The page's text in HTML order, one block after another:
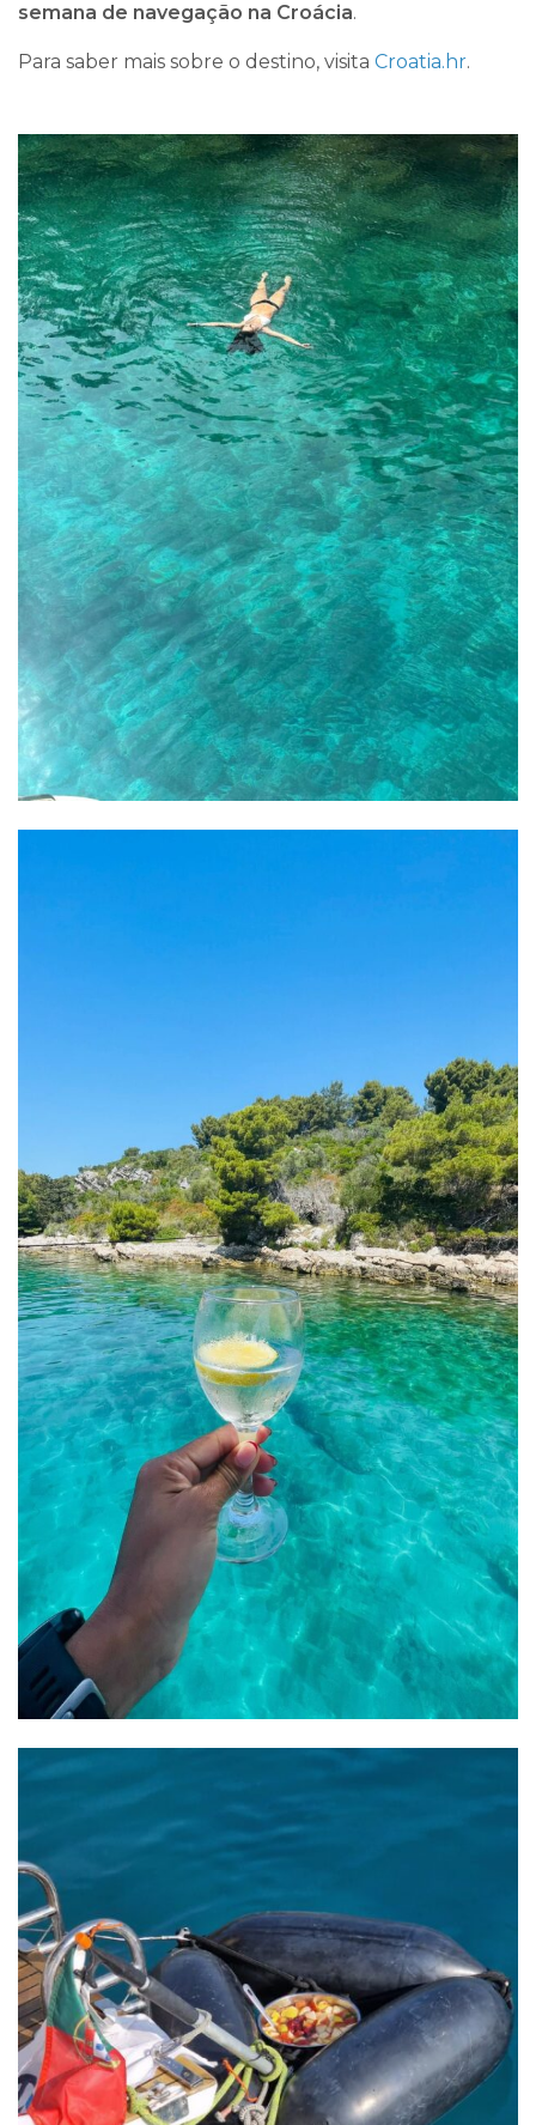
semana de navegação na Croácia.
Para saber mais sobre o destino, visita Croatia.hr.